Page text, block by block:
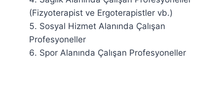
(Fizyoterapist ve Ergoterapistler vb.)
Sosyal Hizmet Alanında Çalışan
Profesyoneller
Spor Alanında Çalışan Profesyoneller